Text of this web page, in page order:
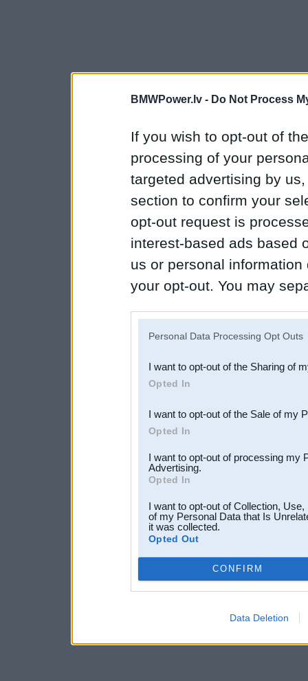
BMWPower.lv - Do Not Process
If you wish to opt-out of
processing of your
targeted advertising by
section to confirm your
opt-out request is
interest-based ads based
us or personal
your opt-out. You may
Downstream Participants
third parties.
Personal Data Processing Opt Outs
I want to opt-out of the Sharing of
Opted In
I want to opt-out of the Sale of my
Opted In
I want to opt-out of processing my
Advertising.
Opted In
I want to opt-out of Collection,
of my Personal Data that Is
it was collected.
Opted Out
CONFIRM
Data Deletion